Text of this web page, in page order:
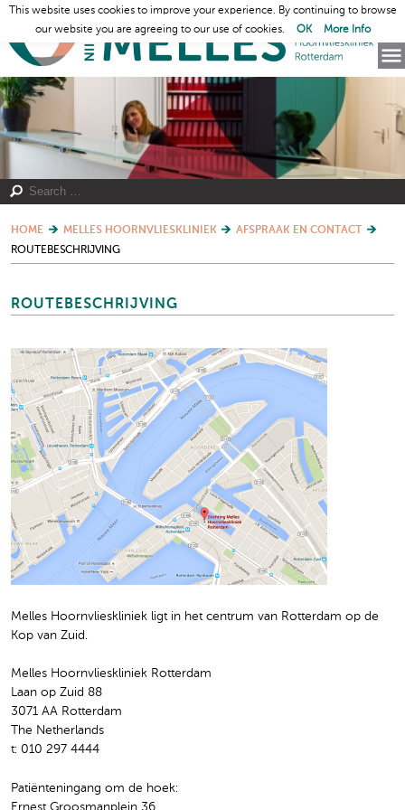
HOME MELLES HOORNVLIESKLINIEK
AFSPRAAK EN CONTACT
ROUTEBESCHRIJVING
ROUTEBESCHRIJVING
Melles Hoornvlieskliniek ligt in het centrum van Rotterdam op de
Kop van Zuid.
Melles Hoornvlieskliniek Rotterdam
Laan op Zuid 88
3071 AA Rotterdam
The Netherlands
t: 010 297 4444
Patiënteningang om de hoek:
Ernest Groosmanplein 36
This website uses cookies to improve your experience. By continuing to browse
our website you are agreeing to our use of cookies.
OK More Info